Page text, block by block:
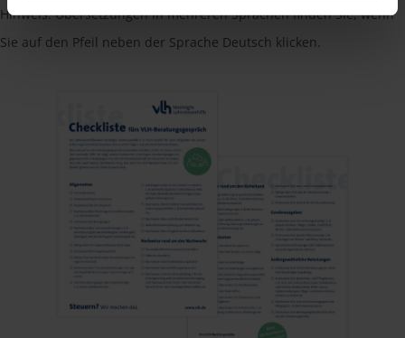
Hinweis: Übersetzungen in mehreren Sprachen finden Sie, wenn
Sie auf den Pfeil neben der Sprache Deutsch klicken.